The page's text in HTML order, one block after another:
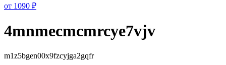
от 1090 ₽
4mnmecmcmrcye7vjv
m1z5bgen00x9fzcyjga2gqfr